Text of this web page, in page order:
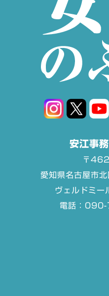
安江事
〒
愛知県名古屋市
ヴェルドミ
電話：